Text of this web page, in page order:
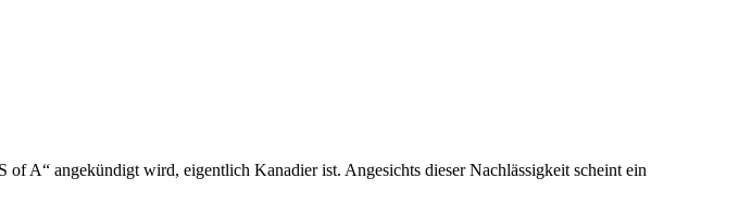
A“ angekündigt wird, eigentlich Kanadier ist. Angesichts dieser Nachlässigkeit scheint ein